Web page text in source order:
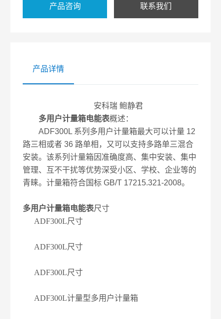
产品咨询 联系我们
产品详情
安科瑞 鲍静君
多用户计量箱电能表概述：
ADF300L 系列多用户计量箱最大可以计量 12
路三相或者 36 路单相，又可以支持多路单三混合
安装。该系列计量箱因准确度高、集中安装、集中
管理、互不干扰等优势深受小区、学校、企业等的
青睐。计量箱符合国标 GB/T 17215.321-2008。
多用户计量箱电能表尺寸
ADF300L尺寸
ADF300L尺寸
ADF300L尺寸
ADF300L计量型多用户计量箱